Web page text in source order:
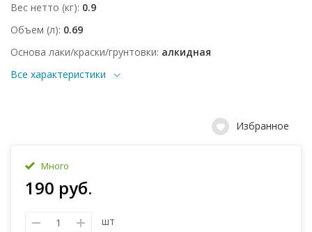
Вес нетто (кг) 0.9
Объем (л) 0.69
Основа лаки/краски/грунтовки алкидная
Все характеристики
Избранное
Много
190 руб.
шт